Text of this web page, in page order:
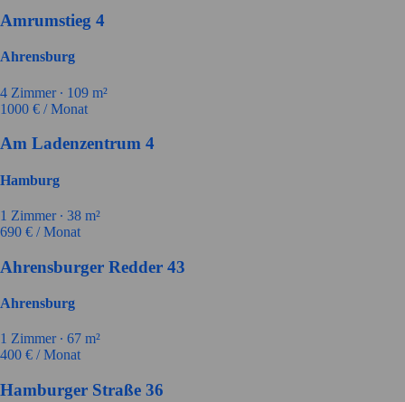
Amrumstieg 4
Ahrensburg
4 Zimmer ∙ 109 m²
1000 € / Monat
Am Ladenzentrum 4
Hamburg
1 Zimmer ∙ 38 m²
690 € / Monat
Ahrensburger Redder 43
Ahrensburg
1 Zimmer ∙ 67 m²
400 € / Monat
Hamburger Straße 36